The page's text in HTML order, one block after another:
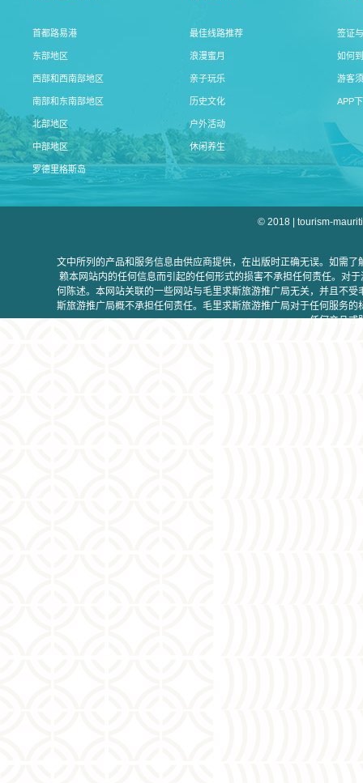
首都路易港
东部地区
西部和西南部地区
南部和东南部地区
北部地区
中部地区
罗德里格斯岛
最佳线路推荐
浪漫蜜月
亲子玩乐
历史文化
户外活动
休闲养生
签证
如何
游客
APP
© 2018 | tourism-
文中所列的产品和服务信息由供应商提供，在出版时正确无误。如需
赖本网站内的任何信息而引起的任何形式的损害不承担任何责任。对
何陈述。本网站关联的一些网站与毛里求斯旅游推广局无关，并且不
斯旅游推广局概不承担任何责任。毛里求斯旅游推广局对于任何服务
任何产品或